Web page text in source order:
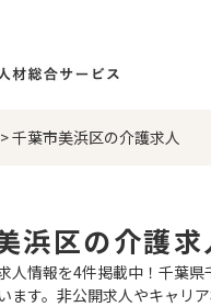
>千葉市美浜区の介護求人
浜区の介護求
人情報を4件掲載中！千葉
ます。非公開求人やキャリ